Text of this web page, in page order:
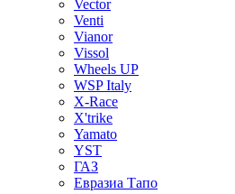
Vector
Venti
Vianor
Vissol
Wheels UP
WSP Italy
X-Race
X'trike
Yamato
YST
ГАЗ
Евразиа Тапо